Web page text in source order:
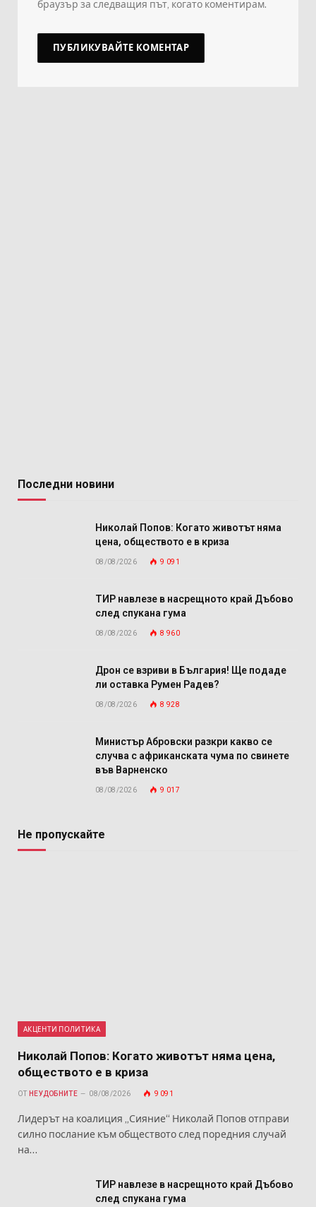
браузър за следващия път, когато коментирам.
Последни новини
Николай Попов: Когато животът няма
цена, обществото е в криза
08/08/2026 9 091
ТИР навлезе в насрещното край Дъбово
след спукана гума
08/08/2026 8 960
Дрон се взриви в България! Ще подаде
ли оставка Румен Радев?
08/08/2026 8 928
Министър Абровски разкри какво се
случва с африканската чума по свинете
във Варненско
08/08/2026 9 017
Не пропускайте
АКЦЕНТИ ПОЛИТИКА
Николай Попов: Когато животът няма цена,
обществото е в криза
ОТ НЕУДОБНИТЕ 08/08/2026 9 091
Лидерът на коалиция „Сияние“ Николай Попов отправи
силно послание към обществото след поредния случай
на…
ТИР навлезе в насрещното край Дъбово
след спукана гума